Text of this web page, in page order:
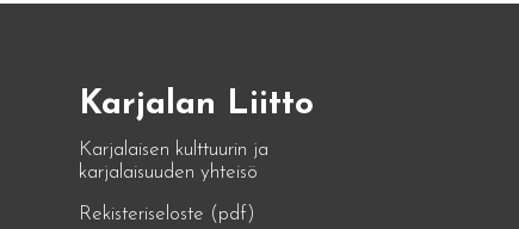
Karjalan Liitto
Karjalaisen kulttuurin ja
karjalaisuuden yhteisö
Rekisteriseloste (pdf)